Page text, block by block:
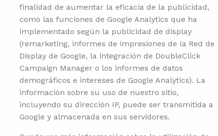
finalidad de aumentar la eficacia de la publicidad,
como las funciones de Google Analytics que ha
implementado según la publicidad de display
(remarketing, informes de impresiones de la Red de
Display de Google, la integración de DoubleClick
Campaign Manager o los informes de datos
demográficos e intereses de Google Analytics). La
información sobre su uso de nuestro sitio,
incluyendo su dirección IP, puede ser transmitida a
Google y almacenada en sus servidores.